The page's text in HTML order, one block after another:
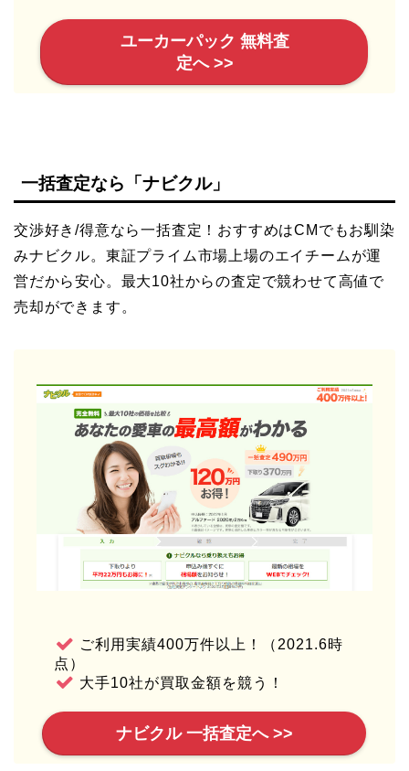
ユーカーパック 無料査
定へ >>
一括査定なら「ナビクル」
交渉好き/得意なら一括査定！おすすめはCMでもお馴染
みナビクル。東証プライム市場上場のエイチームが運
営だから安心。最大10社からの査定で競わせて高値で
売却ができます。
ご利用実績400万件以上！（2021.6時
点）
大手10社が買取金額を競う！
ナビクル 一括査定へ >>